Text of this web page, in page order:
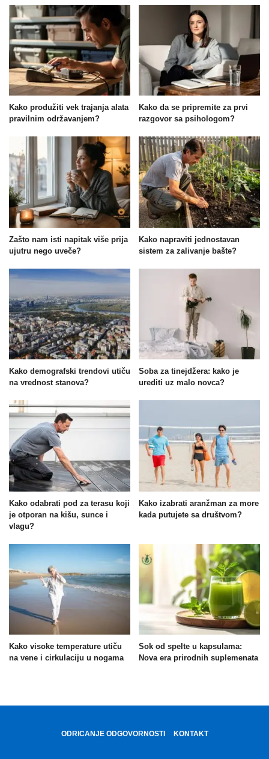
Kako produžiti vek trajanja alata
pravilnim održavanjem?
Kako da se pripremite za prvi
razgovor sa psihologom?
Zašto nam isti napitak više prija
ujutru nego uveče?
Kako napraviti jednostavan
sistem za zalivanje bašte?
Kako demografski trendovi utiču
na vrednost stanova?
Soba za tinejdžera: kako je
urediti uz malo novca?
Kako odabrati pod za terasu koji
je otporan na kišu, sunce i
vlagu?
Kako izabrati aranžman za more
kada putujete sa društvom?
Kako visoke temperature utiču
na vene i cirkulaciju u nogama
Sok od spelte u kapsulama:
Nova era prirodnih suplemenata
ODRICANJE ODGOVORNOSTI KONTAKT